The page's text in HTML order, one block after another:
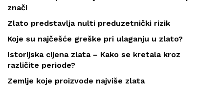
znači
Zlato predstavlja nulti preduzetnički rizik
Koje su najčešće greške pri ulaganju u zlato?
Istorijska cijena zlata – Kako se kretala kroz
različite periode?
Zemlje koje proizvode najviše zlata